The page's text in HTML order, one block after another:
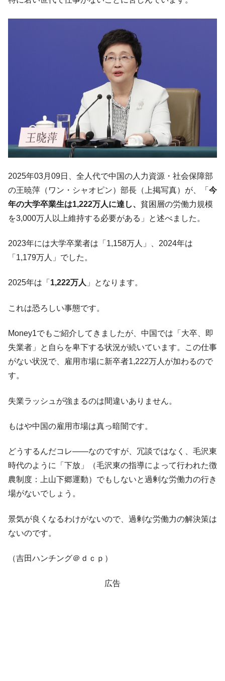
『Money1』
韓国政府『BYD』車への補助金を全廃 ⇒ 実
在韓米国大使スティールが着韓！⇒ さっそ
く空港に詰めかけ「出て行け！」「極右勢力」のプラカー
ドを掲げる「在韓反米勢力」
韓国政府「2035年までに18.4GW規模のAIデ
ータセンター整備」⇒ だから無理だってば。
JPモルガン「韓国レバレッジETFの清算は
ほぼ終わった」
『Money1』
韓国『国民年金公団』株価暴落で200兆蒸
発。
ャンペーン」⇒ あの名物教授も登場！
『Money1』
韓国「橋が落ちました」⇒ 耐久性「なさす
ぎ」では。
『Money1』
韓国鉄鋼最大手『POSCO』ズブズブ沈む。
『Money1』
米国下院「韓国の公務員個人をターゲット
にぶん殴る法案」提出！⇒ クーパン問題は合衆国企業に対
『Money1』
韓国ボンクラ政策室長･金容範、株価暴落に
『Money1』
韓国半導体『SKハイニックス』2026年2Qの
機 ⇒ 10.7兆では損が出るからできない。
日本の誇る海洋資源調査船『白嶺』は先進技術の
塊！
Fact1
夏の甲子園、優勝校を最も多く輩出している都道
府県とは？
Fact1 今話題の「楽天ライオンズ」とは？
Fact1
全て勝つといくら？ 競馬GI競走で勝利騎手がもら
える賞金とは？
Fact1 平成仮面ライダーの意外すぎるモチーフとは？
Fact1
日本人マスターズ挑戦の歴史。松山以前に最高位
だった選手とは？
Fact1
甲子園通算本塁打、最多の清原に次いで多く打っ
セレクトセールの高額取引馬が稼いだ金額とは？
2025年03月09日、全人代で中国の人力資源・社会保障部
の王暁萍（ワン・シャオピン）部長（上掲写真）が、「 今
年の大学卒業生は1,222万人に達し、 貧困層の労働力規模
を3,000万人以上維持する必要がある」と述べました。
2023年には大学卒業者は「1,158万人」、2024年は
「1,179万人」でした。
2025年は「 1,222万人 」となります。
これは恐ろしい事態です。
Money1でもご紹介してきましたが、中国では「大卒、即
失業者」と自らを卑下する状況が続いています。この仕事
がない状況で、雇用市場に新卒者1,222万人が加わるので
す。
失業ラッシュが強まるのは間違いありません。
もはや中国の雇用市場は真っ暗闇です。
どうするんだコレ――なのですが、冗談ではなく、毛沢東
時代のように「下放」（毛沢東の指導によって行われた徴
農制度：上山下郷運動）でもしないと過剰な労働力の行き
場がないでしょう。
景気が良くなるわけがないので、過剰な労働力の解決策は
ないのです。
（吉田ハンチング＠ｄｃｐ）
広告